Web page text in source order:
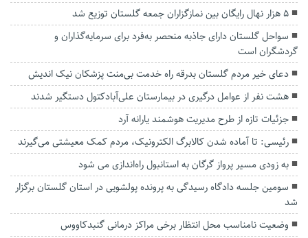
۵ هزار نهال رایگان بین نمازگزاران جمعه گلستان توزیع شد
سواحل گلستان دارای جاذبه منحصر به‌فرد برای سرمایه‌گذاران و
گردشگران است
دعای خیر مردم گلستان بدرقه راه خدمت بی‌منت پزشکان نیک اندیش
هشت نفر از عوامل درگیری در بیمارستان علی‌آبادکتول دستگیر شدند
جزئیات تازه از طرح مدیریت هوشمند یارانه آرد
رئیسی: تا آماده شدن کالابرگ الکترونیک، مردم کمک معیشتی می‌گیرند
به زودی مسیر پرواز گرگان به استانبول راه‌اندازی می شود
سومین جلسه دادگاه رسیدگی به پرونده پولشویی در استان گلستان برگزار
شد
وضعیت نامناسب محل انتظار برخی مراکز درمانی گنبدکاووس